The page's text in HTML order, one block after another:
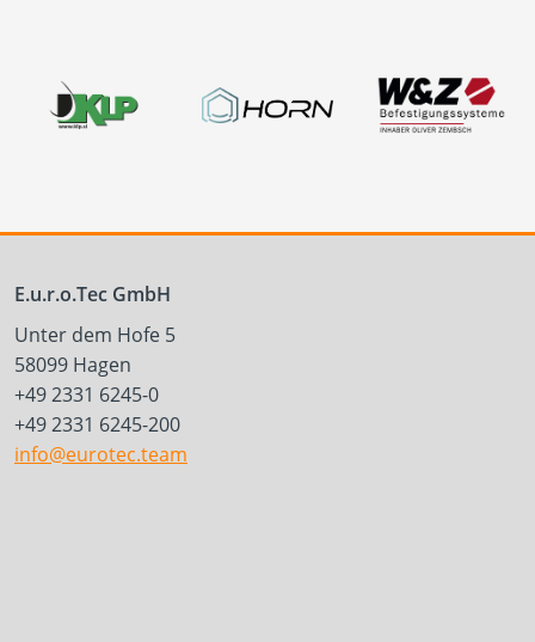
E.u.r.o.Tec GmbH
Unter dem Hofe 5
58099 Hagen
+49 2331 6245-0
+49 2331 6245-200
info@eurotec.team